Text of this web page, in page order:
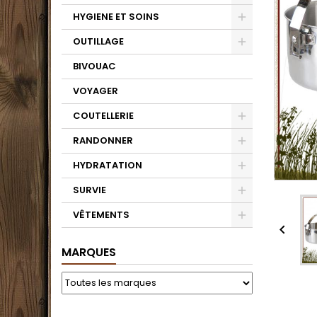
HYGIENE ET SOINS
OUTILLAGE
BIVOUAC
VOYAGER
COUTELLERIE
RANDONNER
HYDRATATION
SURVIE
VÊTEMENTS
MARQUES
